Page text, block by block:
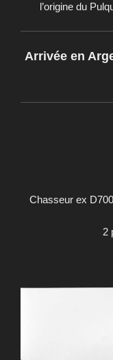
l’origine du
Arrivée en
Chasseur ex
2